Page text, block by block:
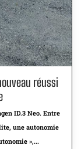
réussi
ID.3 Neo. Entre
une autonomie
»,...